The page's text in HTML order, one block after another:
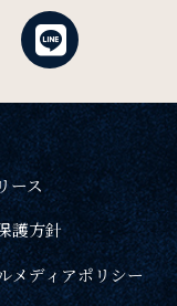
ース
護方針
メディアポリシー